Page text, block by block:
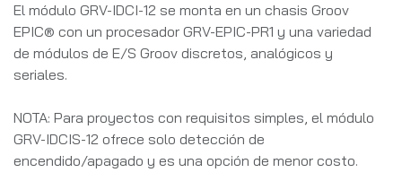
El módulo GRV-IDCI-12 se monta en un chasis Groov
EPIC® con un procesador GRV-EPIC-PR1 y una variedad
de módulos de E/S Groov discretos, analógicos y
seriales.
NOTA: Para proyectos con requisitos simples, el módulo
GRV-IDCIS-12 ofrece solo detección de
encendido/apagado y es una opción de menor costo.